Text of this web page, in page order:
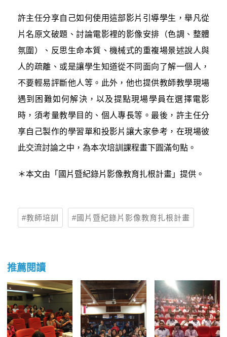
許主任分享自己如何使用這部影片引導學生，舉凡從
片名原文破題、討論電影裡的影像安排（色調、整體
氛圍）、反思生命本質、機械式的重複場景述說人與
人的疏離、或是讓學生知道從不同面向了解一個人，
不要輕易評斷他人等。此外，他也提供教師教學現場
遇到困難如何解決，以及提點現場學員在選擇電影
時，須考量教學目的、個人專長等。最後，許主任分
享自己製作的學習單和投影片讓大家參考，在現場彼
此交流討論之中，為本次培訓課程畫下圓滿句點。
＊本文由「國片暨紀錄片影像教育扎根計畫」提供。
教師培訓 國片暨紀錄片影像教育扎根計畫
推薦閱讀